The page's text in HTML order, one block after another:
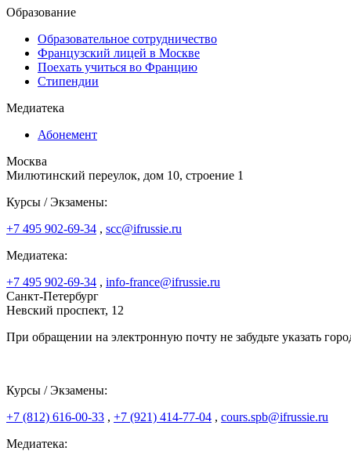
Образование
Образовательное сотрудничество
Французский лицей в Москве
Поехать учиться во Францию
Стипендии
Медиатека
Абонемент
Москва
Милютинский переулок, дом 10, строение 1
Курсы / Экзамены:
+7 495 902-69-34 , scc@ifrussie.ru
Медиатека:
+7 495 902-69-34 , info-france@ifrussie.ru
Санкт-Петербург
Невский проспект, 12
При обращении на электронную почту не забудьте указать
Курсы / Экзамены:
+7 (812) 616-00-33 , +7 (921) 414-77-04 , cours.spb@ifrussie.ru
Медиатека: